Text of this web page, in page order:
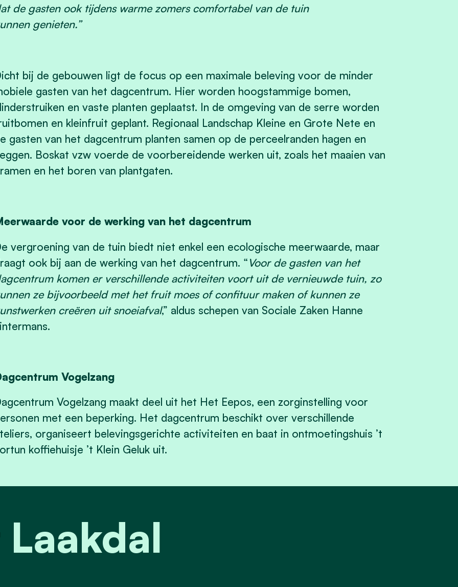
de gasten ook tijdens warme zomers comfortabel van de tuin
genieten.”
bij de gebouwen ligt de focus op een maximale beleving voor de minder
gasten van het dagcentrum. Hier worden hoogstammige bomen,
en vaste planten geplaatst. In de omgeving van de serre worden
en kleinfruit geplant. Regionaal Landschap Kleine en Grote Nete en
gasten van het dagcentrum planten samen op de perceelranden hagen en
Boskat vzw voerde de voorbereidende werken uit, zoals het maaien van
en het boren van plantgaten.
voor de werking van het dagcentrum
vergroening van de tuin biedt niet enkel een ecologische meerwaarde, maar
ook bij aan de werking van het dagcentrum. “Voor de gasten van het
komen er verschillende activiteiten voort uit de vernieuwde tuin, zo
ze bijvoorbeeld met het fruit moes of confituur maken of kunnen ze
creëren uit snoeiafval,” aldus schepen van Sociale Zaken Hanne
Vogelzang
Vogelzang maakt deel uit het Het Eepos, een zorginstelling voor
met een beperking. Het dagcentrum beschikt over verschillende
organiseert belevingsgerichte activiteiten en baat in ontmoetingshuis ’t
koffiehuisje ’t Klein Geluk uit.